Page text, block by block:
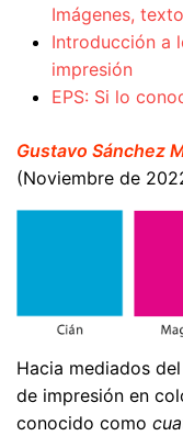
Imágenes,
Introducción a
impresión
EPS: Si lo
Gustavo Sánchez
(Noviembre de
Hacia mediados
de impresión en
conocido como